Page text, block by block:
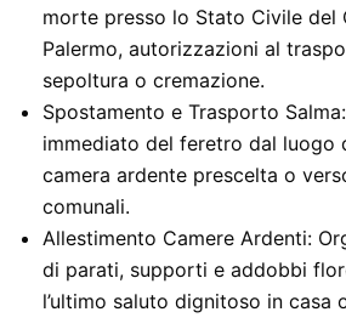
morte presso lo Stato Civile del
Palermo, autorizzazioni al
sepoltura o cremazione.
Spostamento e Trasporto Salma:
immediato del feretro dal luogo
camera ardente prescelta o
comunali.
Allestimento Camere Ardenti:
di parati, supporti e addobbi
l’ultimo saluto dignitoso in casa